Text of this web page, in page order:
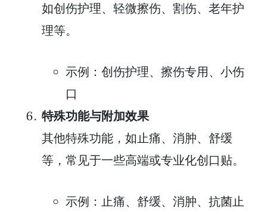
如创伤护理、轻微擦伤、割伤、老年护
理等。
示例：创伤护理、擦伤专用、小伤
口
特殊功能与附加效果
其他特殊功能，如止痛、消肿、舒缓
等，常见于一些高端或专业化创口贴。
示例：止痛、舒缓、消肿、抗菌止